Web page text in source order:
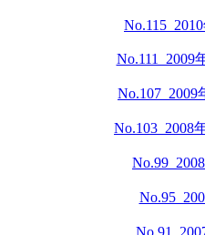
No.115
No.111 2009
No.107 2009
No.103 2008
No.99
No.95
No.91